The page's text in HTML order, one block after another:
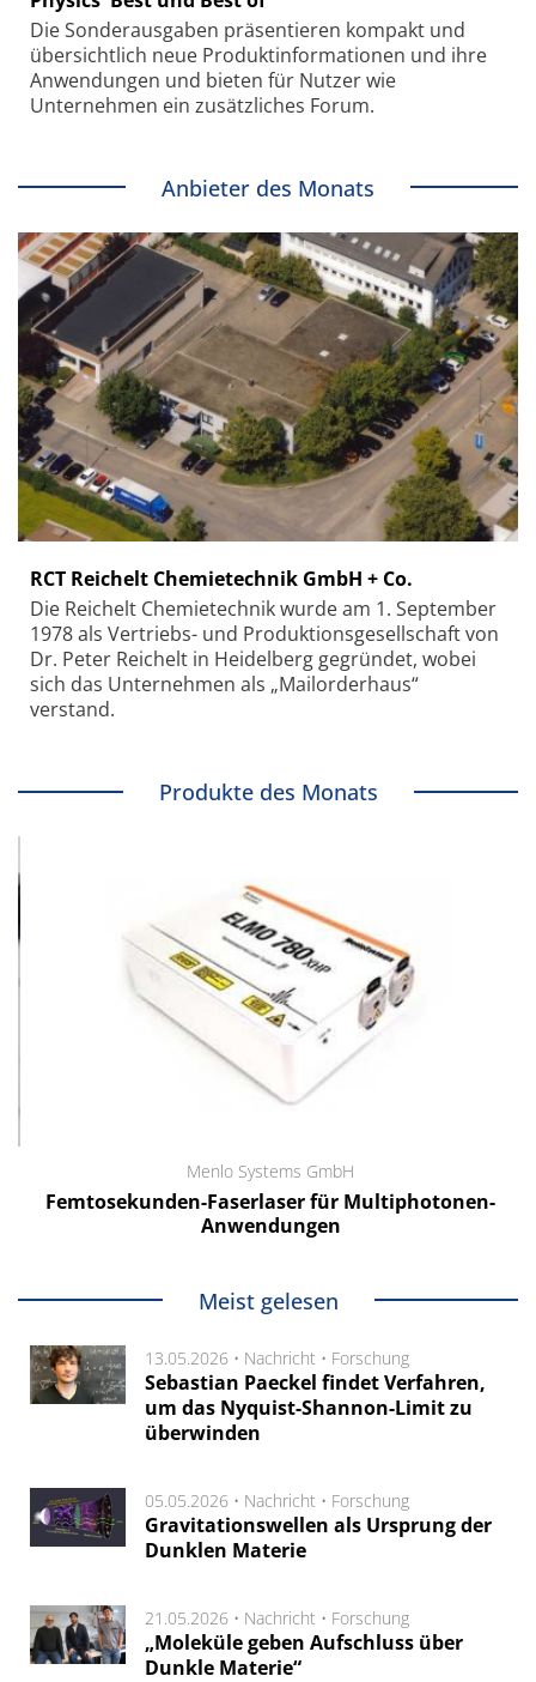
Die Sonder­ausgaben präsentieren kompakt und
übersichtlich neue Produkt­informationen und ihre
Anwendungen und bieten für Nutzer wie
Unternehmen ein zusätzliches Forum.
Anbieter des Monats
RCT Reichelt Chemietechnik GmbH + Co.
Die Reichelt Chemietechnik wurde am 1. September
1978 als Vertriebs- und Produktionsgesellschaft von
Dr. Peter Reichelt in Heidelberg gegründet, wobei
sich das Unternehmen als „Mailorderhaus“
verstand.
Produkte des Monats
Menlo Systems GmbH
Femtosekunden-Faserlaser für Multiphotonen-
Anwendungen
Meist gelesen
13.05.2026 • Nachricht • Forschung
Sebastian Paeckel findet Verfahren,
um das Nyquist-Shannon-Limit zu
überwinden
05.05.2026 • Nachricht • Forschung
Gravitationswellen als Ursprung der
Dunklen Materie
21.05.2026 • Nachricht • Forschung
„Moleküle geben Aufschluss über
Dunkle Materie“